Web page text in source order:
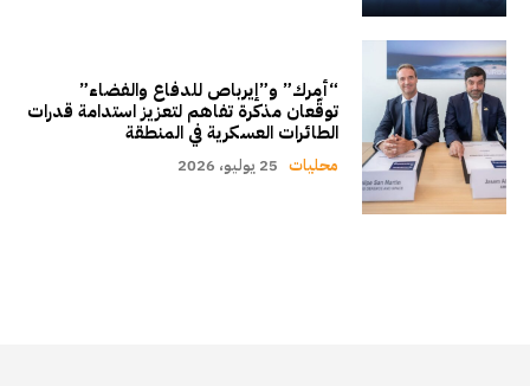
“أمرك” و”إيرباص للدفاع والفضاء”
توقّعان مذكرة تفاهم لتعزيز استدامة قدرات
الطائرات العسكرية في المنطقة
محليات 25 يوليو، 2026